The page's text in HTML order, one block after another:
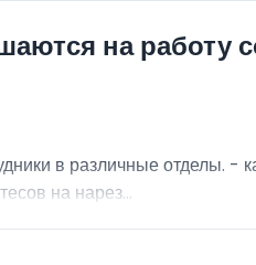
на работу
в различные отделы. -
на нарез...